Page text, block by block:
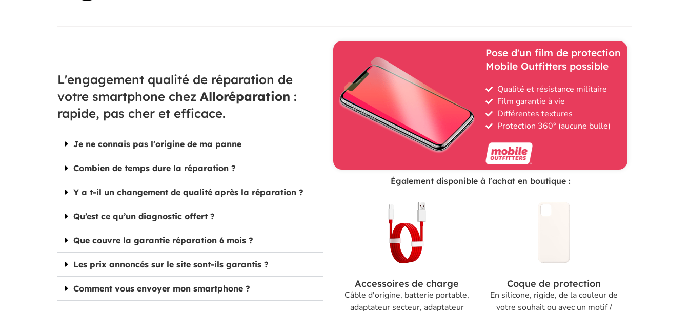
L'engagement qualité de réparation de
votre smartphone chez Alloréparation :
rapide, pas cher et efficace.
Je ne connais pas l'origine de ma panne
Combien de temps dure la réparation ?
Y a t-il un changement de qualité après la réparation ?
Qu’est ce qu’un diagnostic offert ?
Que couvre la garantie réparation 6 mois ?
Les prix annoncés sur le site sont-ils garantis ?
Comment vous envoyer mon smartphone ?
Pose d'un film de protection
Mobile Outfitters possible
Qualité et résistance militaire
Film garantie à vie
Différentes textures
Protection 360° (aucune bulle)
Également disponible à l'achat en boutique :
Accessoires de charge
Câble d'origine, batterie portable,
adaptateur secteur, adaptateur
Coque de protection
En silicone, rigide, de la couleur de
votre souhait ou avec un motif /